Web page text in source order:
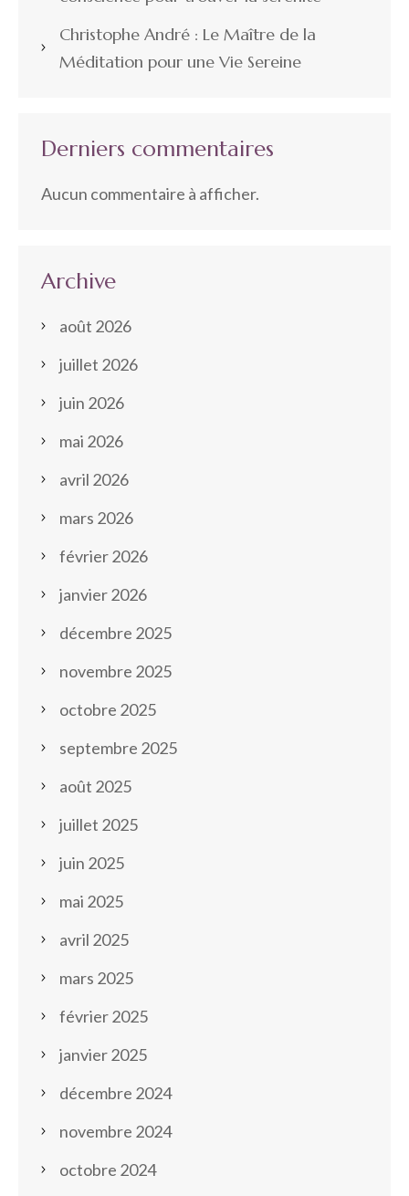
Christophe André : Le Maître de la
Méditation pour une Vie Sereine
Derniers commentaires
Aucun commentaire à afficher.
Archive
août 2026
juillet 2026
juin 2026
mai 2026
avril 2026
mars 2026
février 2026
janvier 2026
décembre 2025
novembre 2025
octobre 2025
septembre 2025
août 2025
juillet 2025
juin 2025
mai 2025
avril 2025
mars 2025
février 2025
janvier 2025
décembre 2024
novembre 2024
octobre 2024